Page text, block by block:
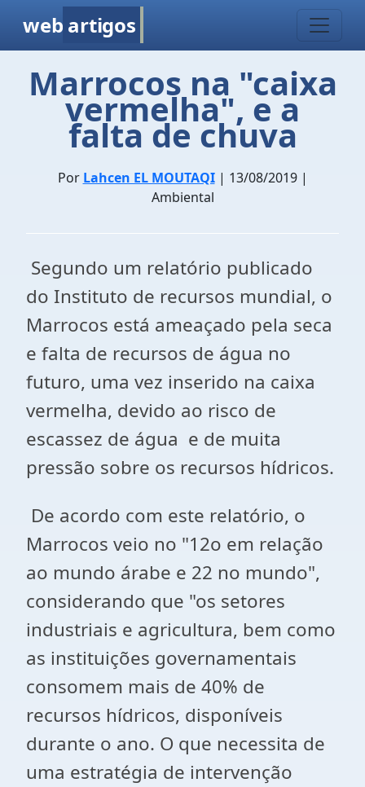
web artigos
Marrocos na "caixa
vermelha", e a
falta de chuva
Por Lahcen EL MOUTAQI| 13/08/2019 |
Ambiental
Segundo um relatório publicado
do Instituto de recursos mundial, o
Marrocos está ameaçado pela seca
e falta de recursos de água no
futuro, uma vez inserido na caixa
vermelha, devido ao risco de
escassez de água e de muita
pressão sobre os recursos hídricos.
De acordo com este relatório, o
Marrocos veio no "12o em relação
ao mundo árabe e 22 no mundo",
considerando que "os setores
industriais e agricultura, bem como
as instituições governamentais
consomem mais de 40% de
recursos hídricos, disponíveis
durante o ano. O que necessita de
uma estratégia de intervenção